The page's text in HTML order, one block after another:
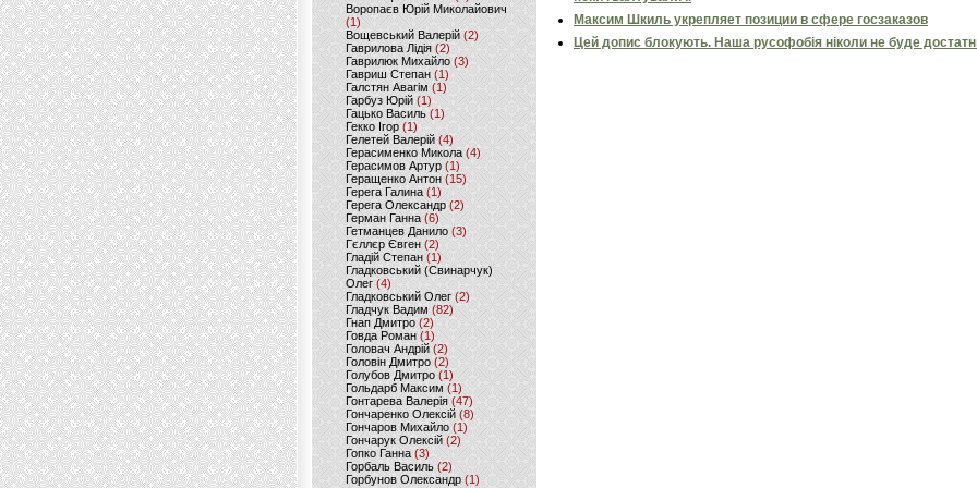
Воропаєв Юрій Миколайович
(1)
Вощевський Валерій(2)
Гаврилова Лідія (2)
Гаврилюк Михайло (3)
Гавриш Степан (1)
Галстян Авагім (1)
Гарбуз Юрій (1)
Гацько Василь (1)
Гекко Ігор(1)
Гелетей Валерій (4)
Герасименко Микола (4)
Герасимов Артур (1)
Геращенко Антон(15)
Герега Галина (1)
Герега Олександр (2)
Герман Ганна (6)
Гетманцев Данило (3)
Гєллєр Євген (2)
Гладій Степан(1)
Гладковський (Свинарчук)
Олег (4)
Гладковський Олег (2)
Гладчук Вадим (82)
Гнап Дмитро (2)
Говда Роман(1)
Головач Андрій (2)
Головін Дмитро (2)
Голубов Дмитро (1)
Гольдарб Максим(1)
Гонтарева Валерія (47)
Гончаренко Олексій(8)
Гончаров Михайло (1)
Гончарук Олексій (2)
Гопко Ганна (3)
Горбаль Василь (2)
Горбунов Олександр (1)
Максим Шкиль укрепляет позиции в сфере госзаказов
Цей допис блокують. Наша русофобія ніколи не буде